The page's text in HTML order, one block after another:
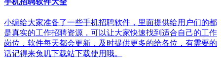
手机招聘软件大全
小编给大家准备了一些手机招聘软件，里面提供给用户们的都
是真实的工作招聘资源，可以让大家快速找到适合自己的工作
岗位，软件每天都会更新，及时提供更多的给各位，有需要的
话记得来兔叽下载站下载使用哦。